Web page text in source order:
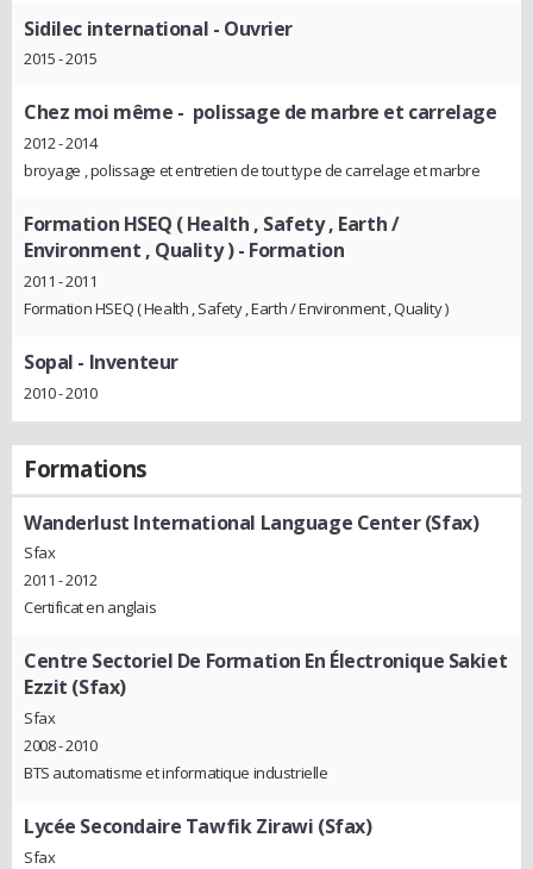
Sidilec international - Ouvrier
2015 - 2015
Chez moi même - polissage de marbre et carrelage
2012 - 2014
broyage , polissage et entretien de tout type de carrelage et marbre
Formation HSEQ ( Health , Safety , Earth /
Environment , Quality )- Formation
2011 - 2011
Formation HSEQ ( Health , Safety , Earth / Environment , Quality )
Sopal - Inventeur
2010 - 2010
Formations
Wanderlust International Language Center (Sfax)
Sfax
2011 - 2012
Certificat en anglais
Centre Sectoriel De Formation En Électronique Sakiet
Ezzit (Sfax)
Sfax
2008 - 2010
BTS automatisme et informatique industrielle
Lycée Secondaire Tawfik Zirawi (Sfax)
Sfax